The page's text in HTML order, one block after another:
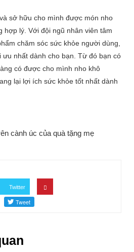
sở hữu cho mình được món nho
hợp lý. Với đội ngũ nhân viên tâm
chăm sóc sức khỏe người dùng,
nhất dành cho bạn. Từ đó bạn có
có được cho mình nho khô
lại lợi ích sức khỏe tốt nhất dành
Twitter